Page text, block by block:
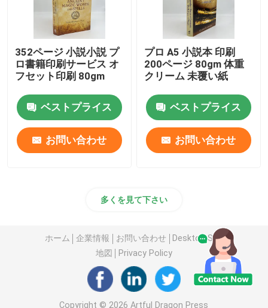
カスタム 雑誌 印刷
絵本 の 印刷
コミック印刷
仕組みの 聖書 印刷
352ページ 小説小説 プ
ロ書籍印刷サービス オ
フセット印刷 80gm
ベストプライス
お問い合わせ
プロ A5 小説本 印刷
200ページ 80gm 体重
クリーム 未覆い紙
ベストプライス
お問い合わせ
多くを見て下さい
ホーム 企業情報 お問い合わせ
Desktop Site
地図
Privacy Policy
Copyright © 2026 Artful Dragon Press